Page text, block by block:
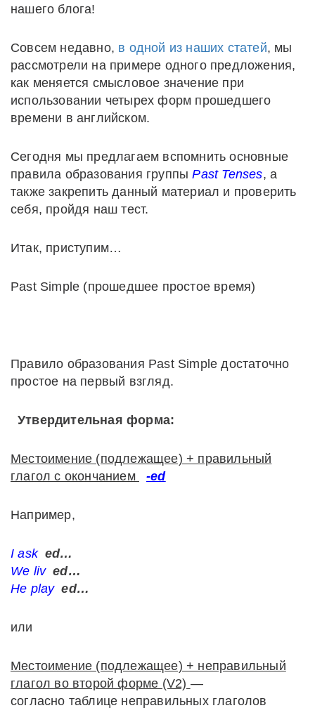
нашего блога!
Совсем недавно, в одной из наших статей, мы
рассмотрели на примере одного предложения,
как меняется смысловое значение при
использовании четырех форм прошедшего
времени в английском.
Сегодня мы предлагаем вспомнить основные
правила образования группыPast Tenses, а
также закрепить данный материал и проверить
себя, пройдя наш тест.
Итак, приступим…
Past Simple (прошедшее простое время)
Правило образования Past Simple достаточно
простое на первый взгляд.
Утвердительная форма:
Местоимение (подлежащее) + правильный
глагол с окончанием
-ed
Например,
I ask ed…
We liv ed…
He play ed…
или
Местоимение (подлежащее) + неправильный
глагол во второй форме (V2) —
согласно таблице неправильных глаголов